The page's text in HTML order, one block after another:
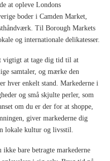
at opleve Londons
boder i Camden Market,
Til Borough Markets
og internationale delikatesser.
vigtigt at tage dig tid til at
samtaler, og mærke den
hver enkelt stand. Markederne i
og små skjulte perler, som
om du er der for at shoppe,
giver markederne dig
lokale kultur og livsstil.
bare betragte markederne